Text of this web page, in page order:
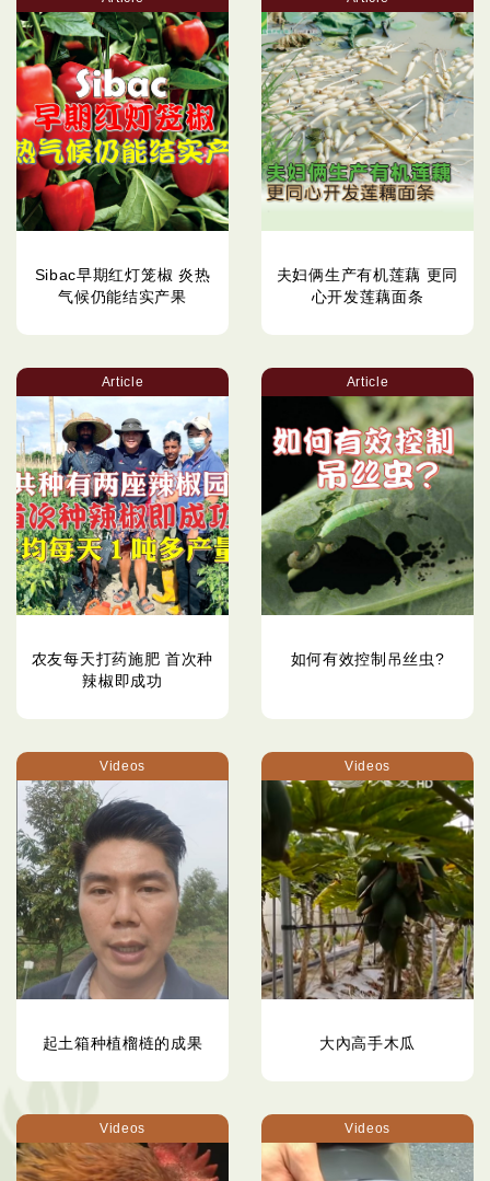
Sibac早期红灯笼椒 炎热
气候仍能结实产果
夫妇俩生产有机莲藕 更同
心开发莲藕面条
Article
农友每天打药施肥 首次种
辣椒即成功
Article
如何有效控制吊丝虫?
Videos
起土箱种植榴梿的成果
Videos
大內高手木瓜
Videos Videos